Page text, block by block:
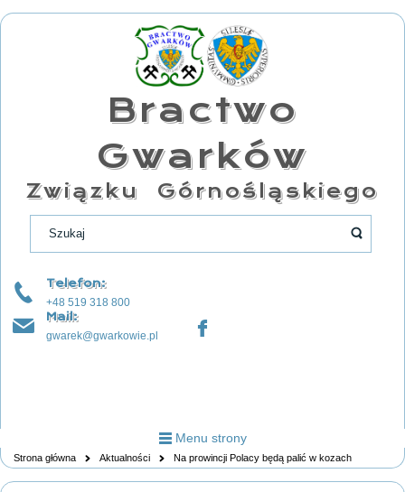
Bractwo
Gwarków
Związku Górnośląskiego
Telefon:
+48 519 318 800
Mail:
gwarek@gwarkowie.pl
Menu strony
Strona główna Aktualności Na prowincji Polacy będą palić w kozach